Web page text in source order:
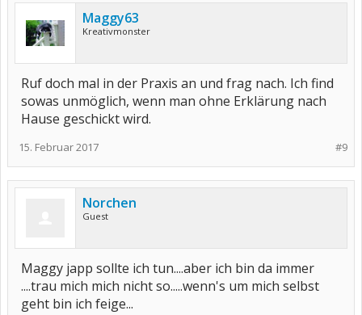
Maggy63
Kreativmonster
Ruf doch mal in der Praxis an und frag nach. Ich find
sowas unmöglich, wenn man ohne Erklärung nach
Hause geschickt wird.
#9
15. Februar 2017
Norchen
Guest
Maggy japp sollte ich tun....aber ich bin da immer
....trau mich mich nicht so.....wenn's um mich selbst
geht bin ich feige...